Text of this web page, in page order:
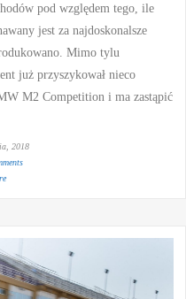
pod względem tego, ile
jest za najdoskonalsze
Mimo tylu
już przyszykował nieco
M2 Competition i ma zastąpić
2018